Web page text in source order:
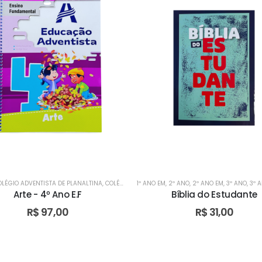
ADVENTISTA DE PLANALTINA, COLÉGIO ADVENTISTA DE TAGUATINGA ,DIDÁTICOS ,
Arte - 4º Ano E.F
R$ 97,00
1º ANO EM, 2º ANO, 2º ANO EM, 3º ANO, 3º
Bíblia do Estudante
R$ 31,00